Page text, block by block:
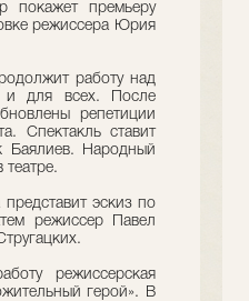
покажет премьеру
режиссера Юрия
работу над
и для всех. После
репетиции
Спектакль ставит
Баялиев. Народный
эскиз по
режиссер Павел
режиссерская
герой». В